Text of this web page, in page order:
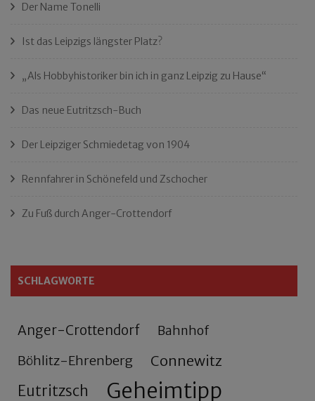
Der Name Tonelli
Ist das Leipzigs längster Platz?
„Als Hobbyhistoriker bin ich in ganz Leipzig zu Hause“
Das neue Eutritzsch-Buch
Der Leipziger Schmiedetag von 1904
Rennfahrer in Schönefeld und Zschocher
Zu Fuß durch Anger-Crottendorf
SCHLAGWORTE
Anger-Crottendorf Bahnhof
Böhlitz-Ehrenberg Connewitz
Eutritzsch Geheimtipp